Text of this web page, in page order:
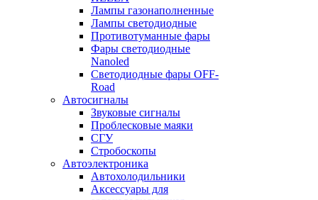
Лампы газонаполненные
Лампы светодиодные
Противотуманные фары
Фары светодиодные
Nanoled
Светодиодные фары OFF-
Road
Автосигналы
Звуковые сигналы
Проблесковые маяки
СГУ
Стробоскопы
Автоэлектроника
Автохолодильники
Аксессуары для